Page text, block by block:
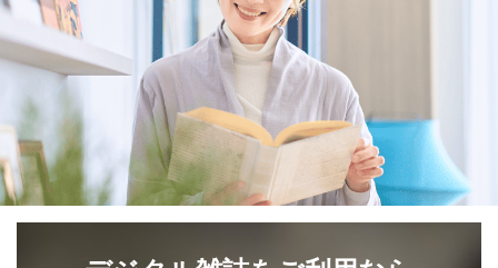
人の生命､身体または財産の保護のために必要がある
場合であって、本人の同意を得ることが困難であると
き。
公衆衛生の向上または児童の健全な育成の推進のため
に特に必要がある場合であって、本人の同意を得るこ
とが困難である場合。
国の機関もしくは地方公共団体またはその委託を受け
た者が法令の定める事務を遂行することに対して協力
する必要がある場合であって、本人の同意を得ること
により当該事務の遂行に支障を及ぼすおそれがあると